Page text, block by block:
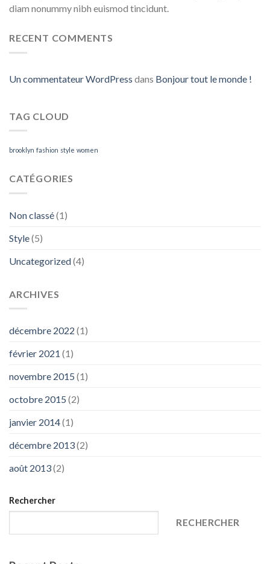
diam nonummy nibh euismod tincidunt.
RECENT COMMENTS
Un commentateur WordPress dans Bonjour tout le monde !
TAG CLOUD
brooklyn fashion style women
CATÉGORIES
Non classé(1)
Style(5)
Uncategorized(4)
ARCHIVES
décembre 2022 (1)
février 2021 (1)
novembre 2015 (1)
octobre 2015 (2)
janvier 2014(1)
décembre 2013(2)
août 2013(2)
Rechercher
RECHERCHER